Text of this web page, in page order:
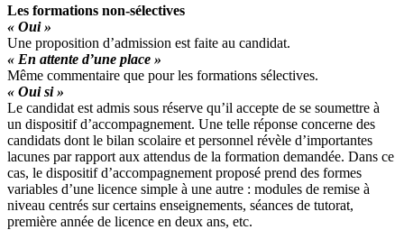
Les formations non-sélectives
« Oui »
Une proposition d’admission est faite au candidat.
« En attente d’une place »
Même commentaire que pour les formations sélectives.
« Oui si »
Le candidat est admis sous réserve qu’il accepte de se soumettre à
un dispositif d’accompagnement. Une telle réponse concerne des
candidats dont le bilan scolaire et personnel révèle d’importantes
lacunes par rapport aux attendus de la formation demandée. Dans ce
cas, le dispositif d’accompagnement proposé prend des formes
variables d’une licence simple à une autre : modules de remise à
niveau centrés sur certains enseignements, séances de tutorat,
première année de licence en deux ans, etc.